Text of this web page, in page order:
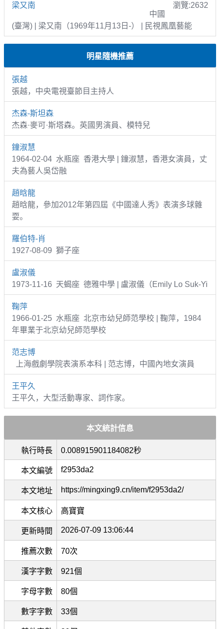
梁又南
瀏覽:2632
中國
(臺灣) | 梁又南（1969年11月13日-） | 民視鳳凰藝能
明星隨機推薦
張越
張越，中央電視臺節目主持人
杰森-斯坦森
杰森·麥可·斯塔森。英國男演員、模特兒
鐘淑慧
1964-02-04 水瓶座 香港大學 | 鐘淑慧，香港女演員，丈
夫為藝人吳岱融
趙晗龍
趙晗龍，參加2012年第四屆《中國達人秀》表演多球雜
耍。
羅伯特-肖
1927-08-09 獅子座
盧淑儀
1973-11-16 天蝎座 德雅中學 | 盧淑儀（Emily Lo Suk-Yi
鞠萍
1966-01-25 水瓶座 北京市幼兒師范學校 | 鞠萍，1984
年畢業于北京幼兒師范學校
范志博
上海戲劇學院表演系本科 | 范志博，中國內地女演員
王平久
王平久，大型活動專家、詞作家。
本文統計信息
執行時長 0.008915901184082秒
本文編號 f2953da2
本文地址 https://mingxing9.cn/item/f2953da2/
本文核心 高寶寶
更新時間 2026-07-09 13:06:44
推薦次數 70次
漢字字數 921個
字母字數 80個
數字字數 33個